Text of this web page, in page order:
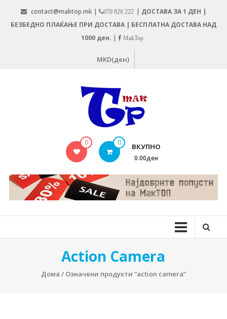
content
contact@maktop.mk | 070 826 222 | ДОСТАВА ЗА 1 ДЕН |
БЕЗБЕДНО ПЛАЌАЊЕ ПРИ ДОСТАВА | БЕСПЛАТНА ДОСТАВА НАД
1000 ден. | MakTop
MKD(ден)
MAKTOP.MK
0 0 ВКУПНО
0.00ден
Action Camera
Дома / Означени продукти “action camera”